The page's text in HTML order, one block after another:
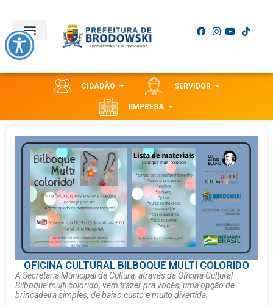
CIDADÃO SERVIDOR
EMPRESA
OFICINA CULTURAL BILBOQUE MULTI COLORIDO
A Secretaria Municipal de Cultura, através da Oficina Cultural
Bilboque multi colorido, vem trazer pra vocês, uma opção de
brincadeira simples, de baixo custo e muito divertida.